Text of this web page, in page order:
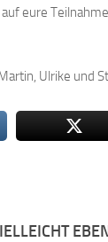
eure
Ulrike und